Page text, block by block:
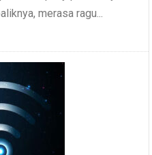
merasa ragu...